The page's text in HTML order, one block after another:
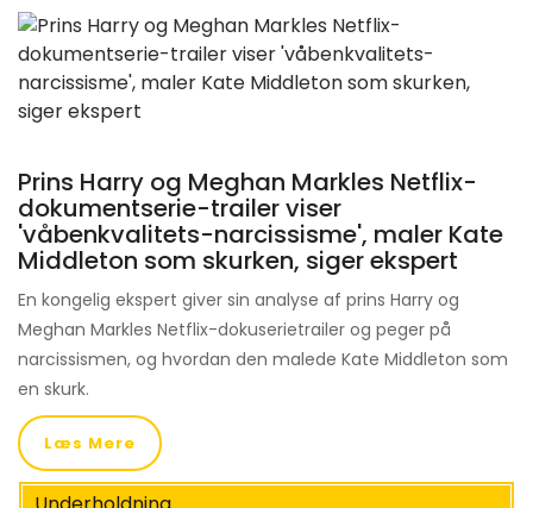
Prins Harry og Meghan Markles Netflix-
dokumentserie-trailer viser
'våbenkvalitets-narcissisme', maler Kate
Middleton som skurken, siger ekspert
En kongelig ekspert giver sin analyse af prins Harry og
Meghan Markles Netflix-dokuserietrailer og peger på
narcissismen, og hvordan den malede Kate Middleton som
en skurk.
Læs Mere